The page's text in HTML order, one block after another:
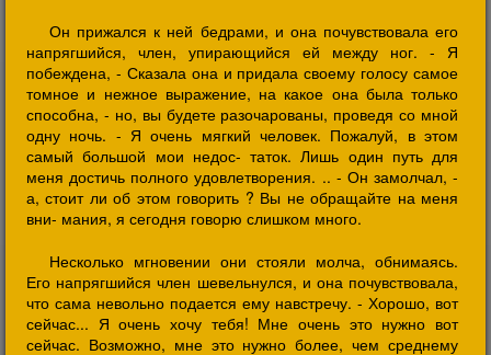
Он прижался к ней бедрами, и она почувствовала его
напрягшийся, член, упирающийся ей между ног. - Я
побеждена, - Сказала она и придала своему голосу самое
томное и нежное выражение, на какое она была только
способна, - но, вы будете разочарованы, проведя со мной
одну ночь. - Я очень мягкий человек. Пожалуй, в этом
самый большой мои недос- таток. Лишь один путь для
меня достичь полного удовлетворения. .. - Он замолчал, -
а, стоит ли об этом говорить ? Вы не обращайте на меня
вни- мания, я сегодня говорю слишком много.
Несколько мгновении они стояли молча, обнимаясь.
Его напрягшийся член шевельнулся, и она почувствовала,
что сама невольно подается ему навстречу. - Хорошо, вот
сейчас... Я очень хочу тебя! Мне очень это нужно вот
сейчас. Возможно, мне это нужно более, чем среднему